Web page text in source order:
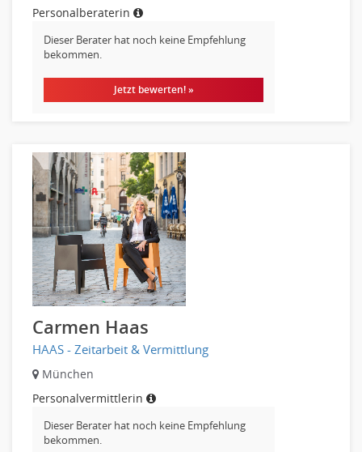
Metallhandwerk
Raumgestaltung
Sicherheitsdienste, Schutzdienste
Elektrotechnik, Elektronik
Energie und Umwelttechnik
Entwicklung
Fahrzeugtechnik
Fertigungstechnik
gebaeude-versorgungs-sicherheitstechnik
Kunststofftechnik
Luft- und Raumfahrttechnik
Maschinenbau
Materialwissenschaft
Mechatronik
Medizintechnik
Optiker, Akustiker
Personalberaterin
Dieser Berater hat noch keine Empfehlung
bekommen.
Jetzt bewerten! »
Carmen Haas
HAAS - Zeitarbeit & Vermittlung
München
Personalvermittlerin
Dieser Berater hat noch keine Empfehlung
bekommen.